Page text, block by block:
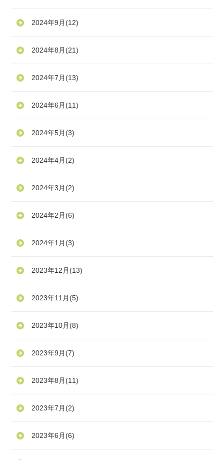
2024年9月 (12)
2024年8月 (21)
2024年7月 (13)
2024年6月 (11)
2024年5月 (3)
2024年4月 (2)
2024年3月 (2)
2024年2月 (6)
2024年1月 (3)
2023年12月 (13)
2023年11月 (5)
2023年10月 (8)
2023年9月 (7)
2023年8月 (11)
2023年7月 (2)
2023年6月 (6)